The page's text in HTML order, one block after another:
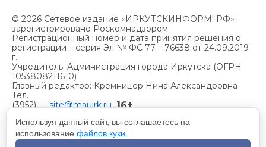
© 2026 Сетевое издание «ИРКУТСКИНФОРМ. РФ»
зарегистрировано Роскомнадзором
Регистрационный номер и дата принятия решения о
регистрации – серия Эл № ФС 77 – 76638 от 24.09.2019
г.
Учредитель: Администрация города Иркутска (ОГРН
1053808211610)
Главный редактор: Кремницер Нина Александровна
Тел.
(3952)
site@mauirk.ru 16+
Учетная политика организации
Используя данный сайт, вы соглашаетесь на
использование файлов куки.